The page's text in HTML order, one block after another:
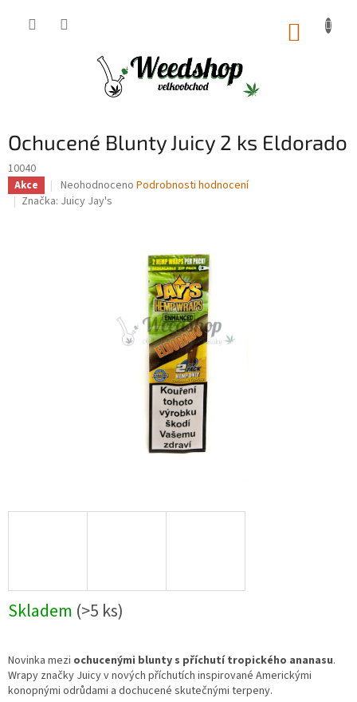
Ochucené Blunty Juicy 2 ks Eldorado
10040
Akce
Průměrné
hodnocení
Neohodnoceno Podrobnosti hodnocení
Značka: Juicy Jay's
Skladem (>5 ks)
Novinka mezi ochucenými blunty s příchutí tropického ananasu.
Wrapy značky Juicy v nových příchutích inspirované Americkými
konopnými odrůdami a dochucené skutečnými terpeny.